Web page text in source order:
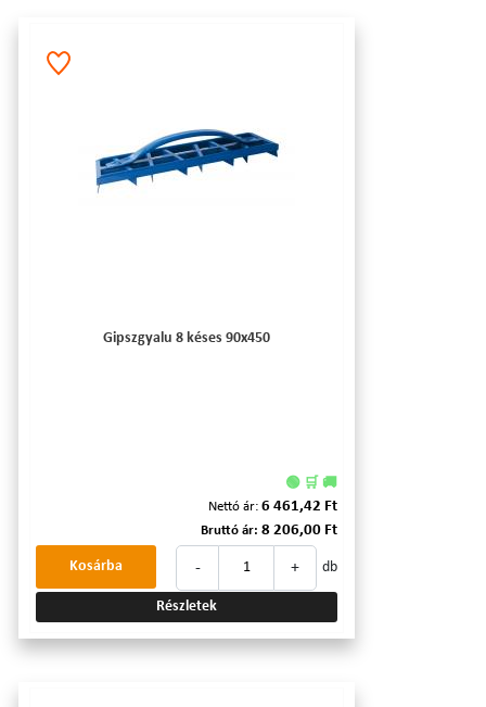
Gipszgyalu 8 késes 90x450
🟢 🛒 🚚
Nettó ár: 6 461,42 Ft
Bruttó ár: 8 206,00 Ft
- + db
Kosárba
Részletek